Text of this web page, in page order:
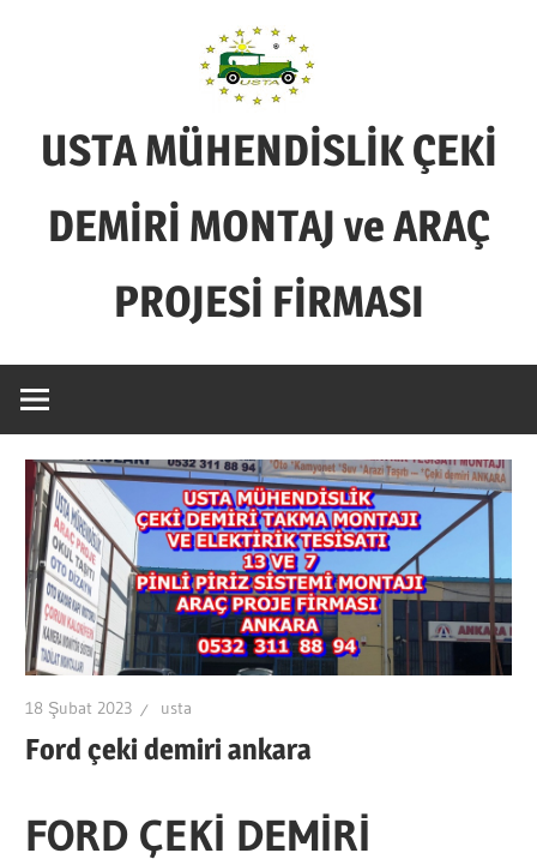
USTA MÜHENDİSLİK ÇEKİ
DEMİRİ MONTAJ ve ARAÇ
PROJESİ FİRMASI
İŞİMİZ
ÇEKİ
DEMİRİ
MONTAJ
VE
ARAÇ
PROJE
FİRMASI
ANKARA
OSTİMDE
18 Şubat 2023 usta
Ford çeki demiri ankara
FORD ÇEKİ DEMİRİ